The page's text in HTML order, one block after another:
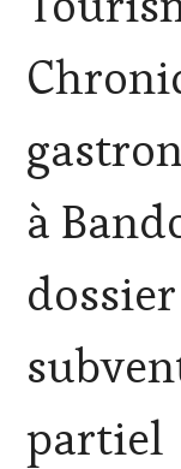
CONFORT,
:
WINE
VOUCHER,
DOMAINE
ADHÉRENT,
VIN
EDITION
LES
DU
VIN
DE
LA
à
partiel